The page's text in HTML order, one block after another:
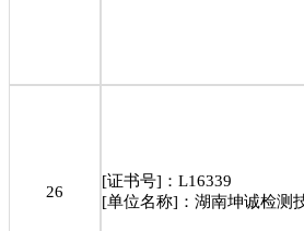
26
[证书号]：L16339
[单位名称]：湖南坤诚检测